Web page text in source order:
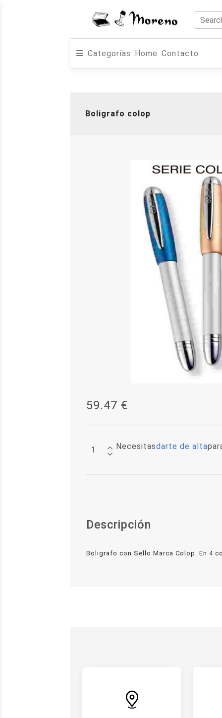
Categorías Home Contacto
Boligrafo colop
59.47
Necesitasdarte de alta
Descripción
Boligrafo con Sello Marca Colop. En 4